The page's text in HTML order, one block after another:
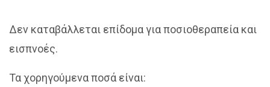
Δεν καταβάλλεται επίδομα για ποσιοθεραπεία και
εισπνοές.
Τα χορηγούμενα ποσά είναι: